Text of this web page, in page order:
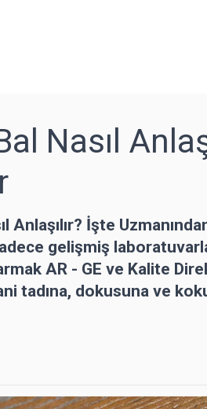
Nasıl
Anlaşılır? İşte
gelişmiş
AR - GE ve Kalite
tadına, dokusuna ve